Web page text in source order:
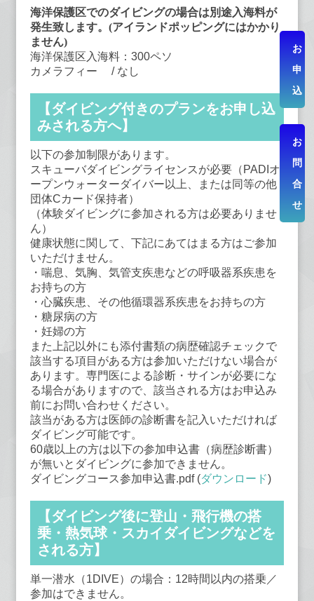
海洋保護区でのダイビングの場合は別途入海料が
発生致します。(アイランドポッピングにはかかり
ません)
海洋保護区入海料：300ペソ
カメラフィー / なし
【ダイビング付きのプランをお申し込
みされる方へ】
以下の参加制限があります。
スキューバダイビングライセンスが必要（PADIオ
ープンウォーターダイバー以上、または同等の他
団体Cカード保持者）
（体験ダイビングに参加される方は必要ありませ
ん）
健康状態に関して、下記にあてはまる方はご参加
いただけません。
・喘息、気胸、気管支疾患などの呼吸器系疾患を
お持ちの方
・心臓疾患、その他循環器系疾患をお持ちの方
・糖尿病の方
・妊婦の方
また上記以外にも添付書類の病歴確認チェックで
該当する項目がある方は参加いただけない場合が
あります。専門医による診断・サインが必要にな
る場合がありますので、該当される方はお申込み
前にお問い合わせください。
該当がある方は医師の診断書を記入いただければ
ダイビング可能です。
60歳以上の方は以下の参加申込書（病歴診断書）
が無いとダイビングに参加できません。
ダイビングコース参加申込書.pdf (ダウンロード)
【ダイビング後に登山・飛行機の搭
乗・熱気球・スカイダイビングなどを
される方】
単一潜水（1DIVE）の場合：12時間以内の搭乗／
参加はできません。
お
申
込
お
問
合
せ